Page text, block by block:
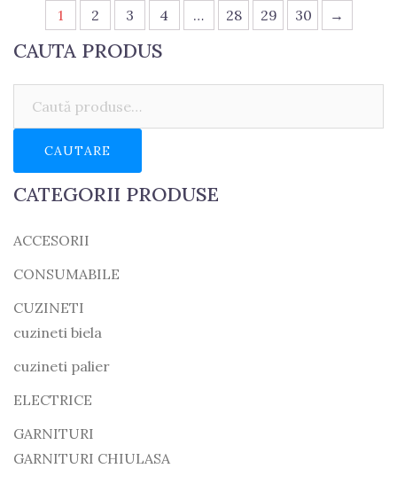
1 2 3 4 … 28 29 30 →
CAUTA PRODUS
CAUTARE
CATEGORII PRODUSE
ACCESORII
CONSUMABILE
CUZINETI
cuzineti biela
cuzineti palier
ELECTRICE
GARNITURI
GARNITURI CHIULASA